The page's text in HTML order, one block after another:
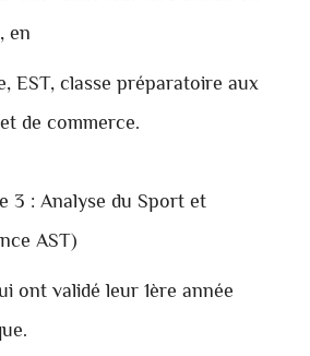
en
EST, classe préparatoire aux
de commerce.
3 : Analyse du Sport et
AST)
ont validé leur 1ère année